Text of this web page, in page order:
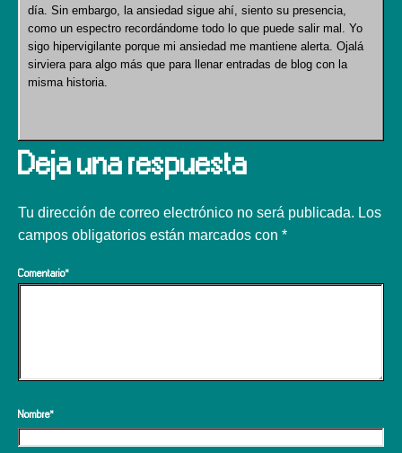
día. Sin embargo, la ansiedad sigue ahí, siento su presencia,
como un espectro recordándome todo lo que puede salir mal. Yo
sigo hipervigilante porque mi ansiedad me mantiene alerta. Ojalá
sirviera para algo más que para llenar entradas de blog con la
misma historia.
Deja una respuesta
Tu dirección de correo electrónico no será publicada. Los
campos obligatorios están marcados con *
Comentario*
Nombre*